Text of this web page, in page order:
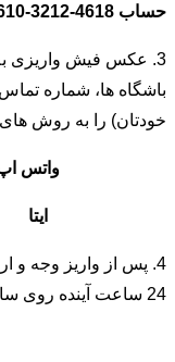
حساب 4618-3212-4610-6393 بانک سینا
3. عکس فیش واریزی
خودتان) را به روش های
واتس اپ و
ایتا
4. پس از واریز وجه و
24 ساعت آینده روی سایت پایه ورزش قرار خواهد گرفت.